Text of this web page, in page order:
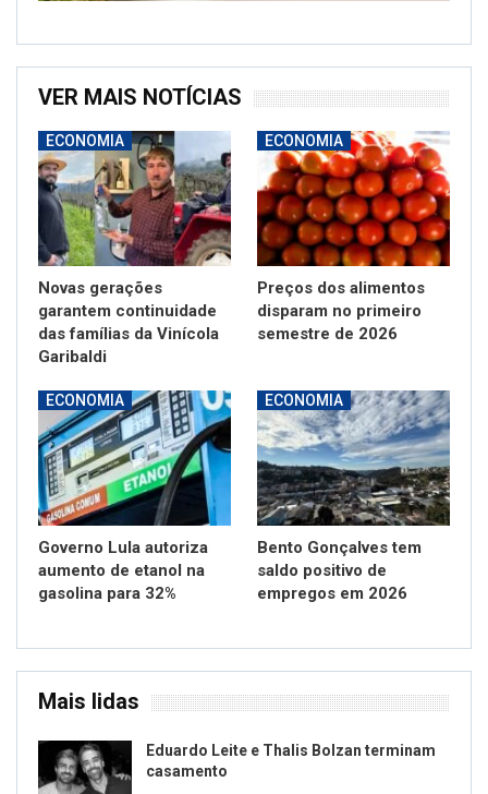
VER MAIS NOTÍCIAS
ECONOMIA
Novas gerações
garantem continuidade
das famílias da Vinícola
Garibaldi
ECONOMIA
Preços dos alimentos
disparam no primeiro
semestre de 2026
ECONOMIA
Governo Lula autoriza
aumento de etanol na
gasolina para 32%
ECONOMIA
Bento Gonçalves tem
saldo positivo de
empregos em 2026
Mais lidas
Eduardo Leite e Thalis Bolzan terminam
casamento